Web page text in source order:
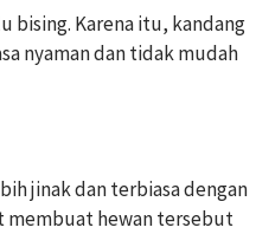
bising. Karena itu, kandang
nyaman dan tidak mudah
jinak dan terbiasa dengan
membuat hewan tersebut